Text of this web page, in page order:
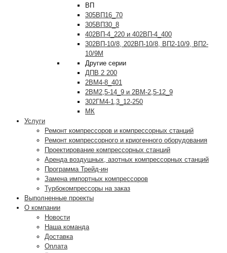
ВП
305ВП16_70
305ВП30_8
402ВП-4_220 и 402ВП-4_400
302ВП-10/8, 202ВП-10/8, ВП2-10/9, ВП2-
10/9М
Другие серии
ДПВ 2 200
2ВМ4-8_401
2ВМ2,5-14_9 и 2ВМ-2,5-12_9
302ГМ4-1,3_12-250
МК
Услуги
Ремонт компрессоров и компрессорных станций
Ремонт компрессорного и криогенного оборудования
Проектирование компрессорных станций
Аренда воздушных, азотных компрессорных станций
Программа Трейд-ин
Замена импортных компрессоров
Турбокомпрессоры на заказ
Выполненные проекты
О компании
Новости
Наша команда
Доставка
Оплата